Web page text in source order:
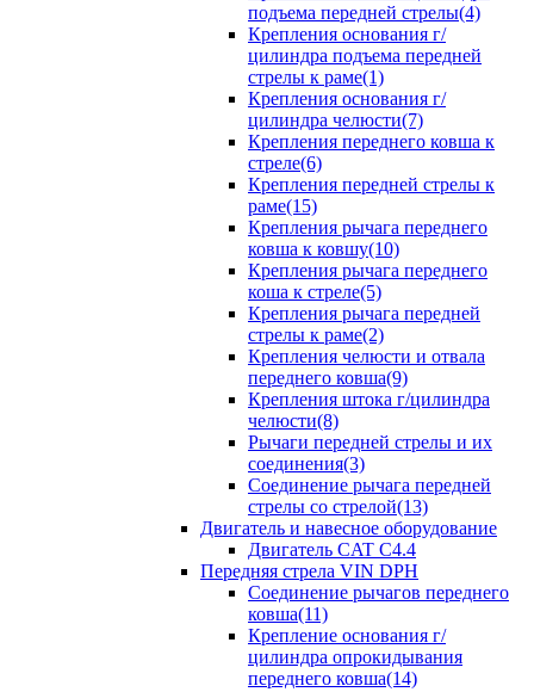
подъема передней стрелы(4)
Крепления основания г/
цилиндра подъема передней
стрелы к раме(1)
Крепления основания г/
цилиндра челюсти(7)
Крепления переднего ковша к
стреле(6)
Крепления передней стрелы к
раме(15)
Крепления рычага переднего
ковша к ковшу(10)
Крепления рычага переднего
коша к стреле(5)
Крепления рычага передней
стрелы к раме(2)
Крепления челюсти и отвала
переднего ковша(9)
Крепления штока г/цилиндра
челюсти(8)
Рычаги передней стрелы и их
соединения(3)
Соединение рычага передней
стрелы со стрелой(13)
Двигатель и навесное оборудование
Двигатель CAT C4.4
Передняя стрела VIN DPH
Cоединение рычагов переднего
ковша(11)
Крепление основания г/
цилиндра опрокидывания
переднего ковша(14)